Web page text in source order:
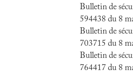
Bulletin de
594438 du 8
Bulletin de
703715 du 8
Bulletin de
764417 du 8